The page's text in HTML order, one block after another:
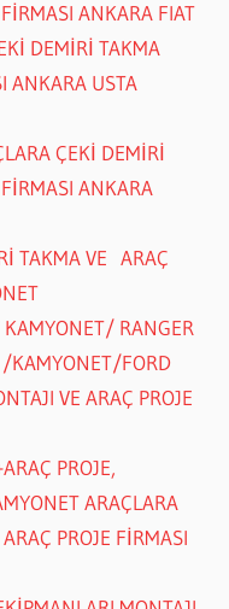
ANKARA FIAT
DEMİRİ TAKMA
ANKARA USTA
ÇEKİ DEMİRİ
ANKARA
TAKMA VE ARAÇ
RANGER
KAMYONET/FORD
VE ARAÇ PROJE
PROJE,
ARAÇLARA
PROJE FİRMASI